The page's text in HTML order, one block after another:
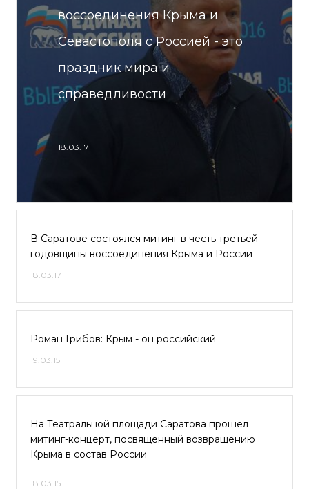
воссоединения Крыма и
Севастополя с Россией - это
праздник мира и
справедливости
18.03.17
В Саратове состоялся митинг в честь третьей
годовщины воссоединения Крыма и России
18.03.17
Роман Грибов: Крым - он российский
19.03.15
На Театральной площади Саратова прошел
митинг-концерт, посвященный возвращению
Крыма в состав России
18.03.15